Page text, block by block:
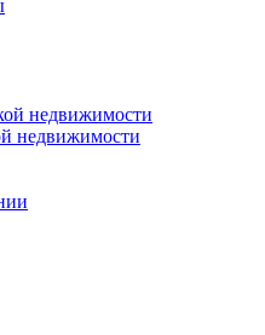
недвижимости
недвижимости